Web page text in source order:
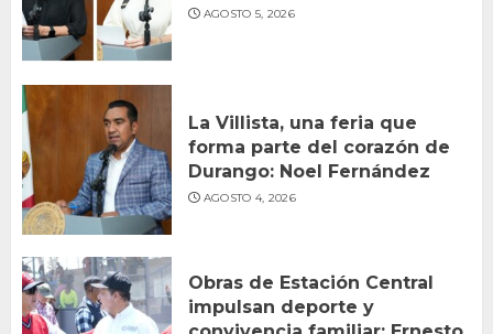
AGOSTO 5, 2026
La Villista, una feria que
forma parte del corazón de
Durango: Noel Fernández
AGOSTO 4, 2026
Obras de Estación Central
impulsan deporte y